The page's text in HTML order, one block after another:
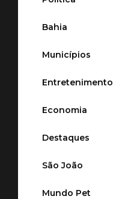
Bahia
Municípios
Entretenimento
Economia
Destaques
São João
Mundo Pet